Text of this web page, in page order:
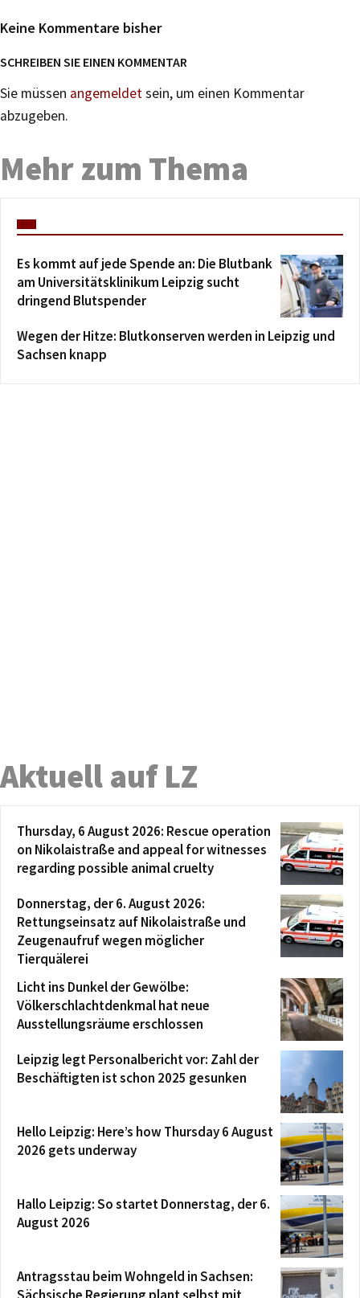
Keine Kommentare bisher
SCHREIBEN SIE EINEN KOMMENTAR
Sie müssen angemeldetsein, um einen Kommentar
abzugeben.
Mehr zum Thema
Es kommt auf jede Spende an: Die Blutbank
am Universitätsklinikum Leipzig sucht
dringend Blutspender
Wegen der Hitze: Blutkonserven werden in Leipzig und
Sachsen knapp
Aktuell auf LZ
Thursday, 6 August 2026: Rescue operation
on Nikolaistraße and appeal for witnesses
regarding possible animal cruelty
Donnerstag, der 6. August 2026:
Rettungseinsatz auf Nikolaistraße und
Zeugenaufruf wegen möglicher
Tierquälerei
Licht ins Dunkel der Gewölbe:
Völkerschlachtdenkmal hat neue
Ausstellungsräume erschlossen
Leipzig legt Personalbericht vor: Zahl der
Beschäftigten ist schon 2025 gesunken
Hello Leipzig: Here’s how Thursday 6 August
2026 gets underway
Hallo Leipzig: So startet Donnerstag, der 6.
August 2026
Antragsstau beim Wohngeld in Sachsen: